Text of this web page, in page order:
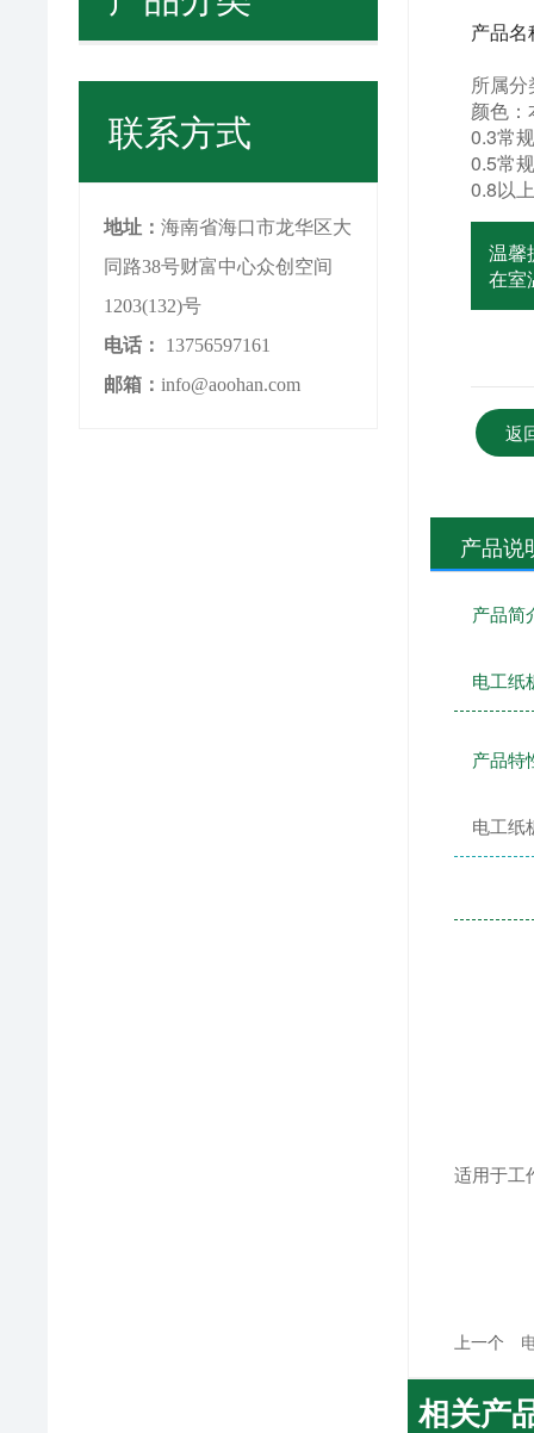
联系方式
地址： 海南省海口市龙华区大
同路38号财富中心众创空间
1203(132)号
电话：
13756597161
邮箱： info@aoohan.com
产品名
所属
颜色：
0.3常
0.5常
0.8以
温馨
在室
返
产品说
产品简
电工纸
产品特
电工纸
适用于工
上一个
相关产